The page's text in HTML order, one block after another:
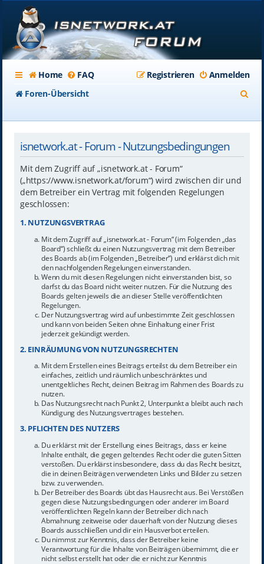
Home FAQ Anmelden
Registrieren
Foren-Übersicht
isnetwork.at - Forum - Nutzungsbedingungen
Mit dem Zugriff auf „isnetwork.at - Forum“
(„https://www.isnetwork.at/forum“) wird zwischen dir und
dem Betreiber ein Vertrag mit folgenden Regelungen
geschlossen:
1. NUTZUNGSVERTRAG
Mit dem Zugriff auf „isnetwork.at - Forum“ (im Folgenden „das
Board“) schließt du einen Nutzungsvertrag mit dem Betreiber
des Boards ab (im Folgenden „Betreiber“) und erklärst dich mit
den nachfolgenden Regelungen einverstanden.
Wenn du mit diesen Regelungen nicht einverstanden bist, so
darfst du das Board nicht weiter nutzen. Für die Nutzung des
Boards gelten jeweils die an dieser Stelle veröffentlichten
Regelungen.
Der Nutzungsvertrag wird auf unbestimmte Zeit geschlossen
und kann von beiden Seiten ohne Einhaltung einer Frist
jederzeit gekündigt werden.
2. EINRÄUMUNG VON NUTZUNGSRECHTEN
Mit dem Erstellen eines Beitrags erteilst du dem Betreiber ein
einfaches, zeitlich und räumlich unbeschränktes und
unentgeltliches Recht, deinen Beitrag im Rahmen des Boards zu
nutzen.
Das Nutzungsrecht nach Punkt 2, Unterpunkt a bleibt auch nach
Kündigung des Nutzungsvertrages bestehen.
3. PFLICHTEN DES NUTZERS
Du erklärst mit der Erstellung eines Beitrags, dass er keine
Inhalte enthält, die gegen geltendes Recht oder die guten Sitten
verstoßen. Du erklärst insbesondere, dass du das Recht besitzt,
die in deinen Beiträgen verwendeten Links und Bilder zu setzen
bzw. zu verwenden.
Der Betreiber des Boards übt das Hausrecht aus. Bei Verstößen
gegen diese Nutzungsbedingungen oder anderer im Board
veröffentlichten Regeln kann der Betreiber dich nach
Abmahnung zeitweise oder dauerhaft von der Nutzung dieses
Boards ausschließen und dir ein Hausverbot erteilen.
Du nimmst zur Kenntnis, dass der Betreiber keine
Verantwortung für die Inhalte von Beiträgen übernimmt, die er
nicht selbst erstellt hat oder die er nicht zur Kenntnis